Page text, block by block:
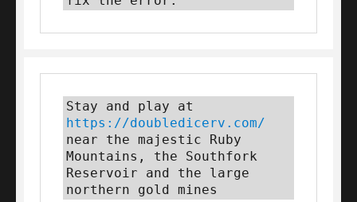
https://doubledicerv.com/
near the majestic Ruby
Mountains, the Southfork
Reservoir and the large
northern gold mines